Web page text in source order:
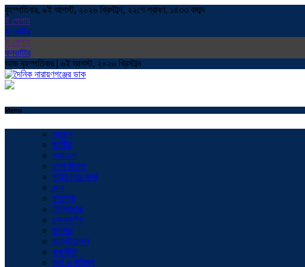
বৃহস্পতিবার, ৬ই আগস্ট, ২০২৬ খ্রিস্টাব্দ, ২২শে শ্রাবণ, ১৪৩৩ বঙ্গাব্দ
ই পেপার
কনভাটার
ই পেপার
কনভাটার
আজ বৃহস্পতিবার | ৬ই আগস্ট, ২০২৬ খ্রিস্টাব্দ
Menu
প্রচ্ছদ
জাতীয়
সারাদেশ
ঢাকা বিভাগ
নারায়ণগঞ্জ সদর
বন্দর
ফতুল্লা
সিদ্ধিরগঞ্জ
সোনারগাঁও
রূপগঞ্জ
আড়াইহাজার
রাজনীতি
অর্থ ও বাণিজ্য